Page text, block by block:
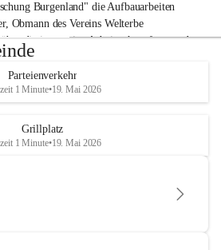
Burgenland" die Aufbauarbeiten
Obmann des Vereins Welterbe
die innovative Arbeit sehr erfreut und
der Forschungsergebnisse.
ist jede technologische Innovation
Parteienverkehr
1 Minute•19. Mai 2026
Grillplatz
1 Minute•19. Mai 2026